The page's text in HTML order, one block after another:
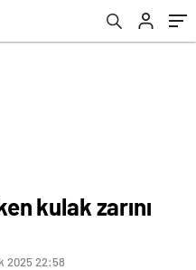
kulak zarını
2025 22:58